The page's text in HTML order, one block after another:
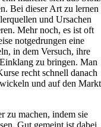
Bei dieser Art zu lernen
und Ursachen
Mehr noch, es ist oft
notgedrungen eine
in dem Versuch, ihre
zu bringen. Man
recht schnell danach
und auf den Markt
zu machen, indem sie
Gut gemeint ist dabei